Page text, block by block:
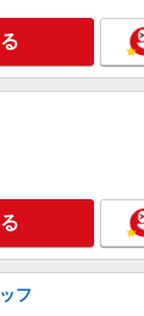
フ